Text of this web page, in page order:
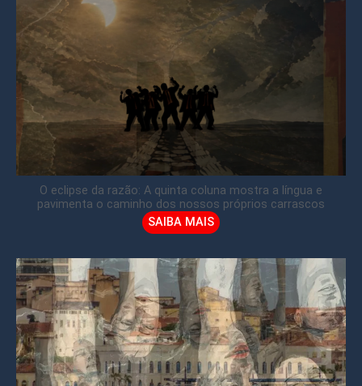
O eclipse da razão: A quinta coluna mostra a língua e
pavimenta o caminho dos nossos próprios carrascos
SAIBA MAIS